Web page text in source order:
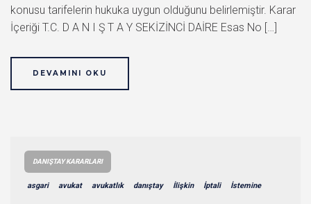
konusu tarifelerin hukuka uygun olduğunu belirlemiştir. Karar
İçeriği T.C. D A N I Ş T A Y SEKİZİNCİ DAİRE Esas No […]
DEVAMINI OKU
DANIŞTAY KARARLARI
asgari avukat avukatlık danıştay İlişkin İptali İstemine